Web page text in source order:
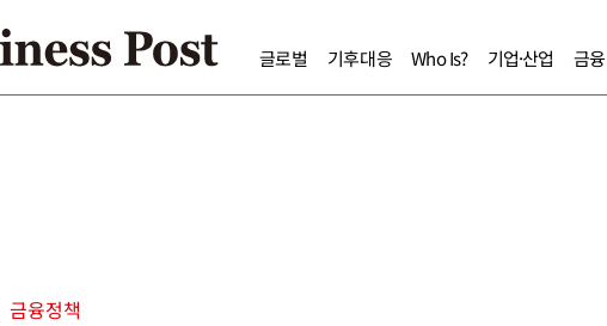
글로벌 기후대응 Who Is? 기업·산업 금융
금융정책